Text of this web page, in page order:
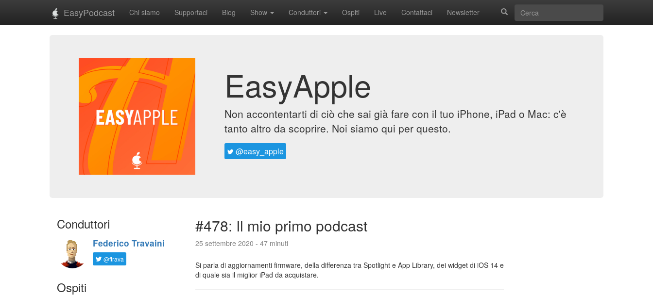
EasyPodcast Chi siamo Supportaci Blog Show Conduttori Ospiti Live Contattaci Newsletter
EasyApple
Non accontentarti di ciò che sai già fare con il tuo iPhone, iPad o Mac: c'è
tanto altro da scoprire. Noi siamo qui per questo.
@easy_apple
Conduttori
Federico Travaini
@ftrava
Ospiti
#478: Il mio primo podcast
25 settembre 2020 - 47 minuti
Si parla di aggiornamenti firmware, della differenza tra Spotlight e App Library, dei widget di iOS 14 e
di quale sia il miglior iPad da acquistare.